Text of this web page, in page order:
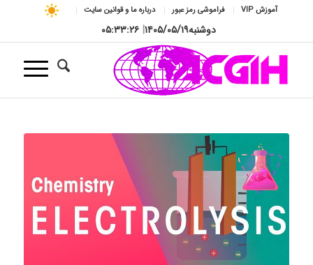
آموزش VIP فراموشی رمز عبور درباره ما و قوانین سایت
دوشنبه۱۴۰۵/۰۵/۱۹| ۰۵:۳۳:۲۷